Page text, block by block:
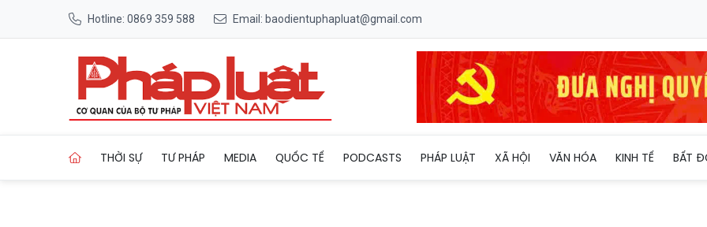
Hotline: 0869 359 588 Email: baodientuphapluat@gmail.com
THỜI SỰ TƯ PHÁP MEDIA QUỐC TẾ PODCASTS PHÁP LUẬT XÃ HỘI VĂN HÓA KINH TẾ BẤT